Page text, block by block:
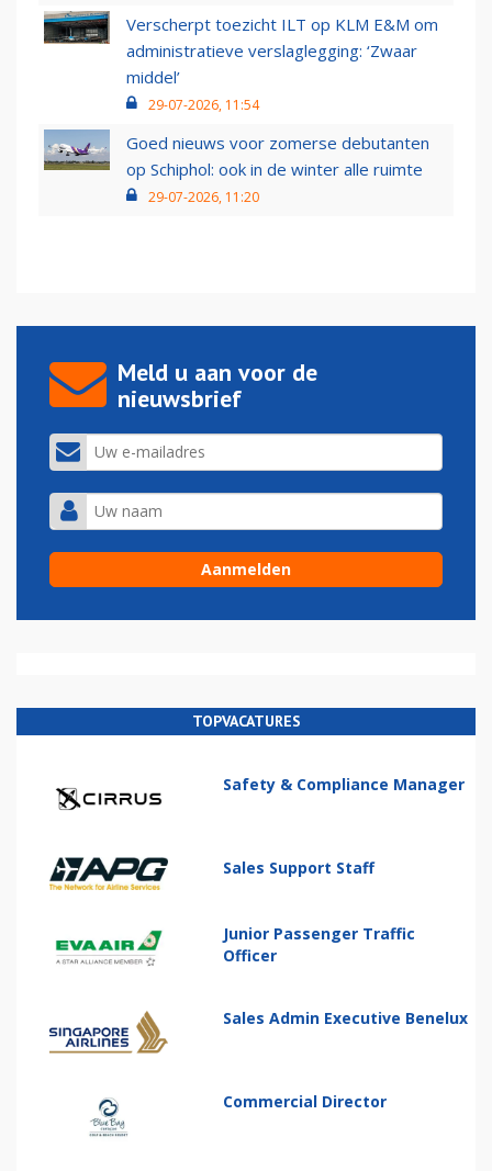
Verscherpt toezicht ILT op KLM E&M om
administratieve verslaglegging: ‘Zwaar
middel’
29-07-2026, 11:54
Goed nieuws voor zomerse debutanten
op Schiphol: ook in de winter alle ruimte
29-07-2026, 11:20
Meld u aan voor de
nieuwsbrief
TOPVACATURES
Safety & Compliance Manager
Sales Support Staff
Junior Passenger Traffic
Officer
Sales Admin Executive Benelux
Commercial Director